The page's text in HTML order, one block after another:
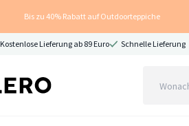
Bis zu 40% Rabatt auf Outdoorteppiche
Kostenlose Lieferung ab 89 Euro Schnelle Lieferung